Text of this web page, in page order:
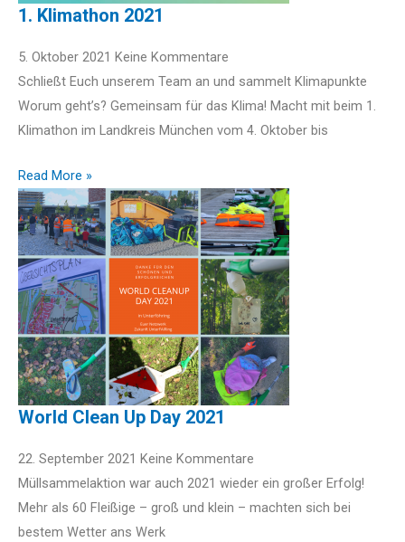
1. Klimathon 2021
5. Oktober 2021 Keine Kommentare
Schließt Euch unserem Team an und sammelt Klimapunkte
Worum geht’s? Gemeinsam für das Klima! Macht mit beim 1.
Klimathon im Landkreis München vom 4. Oktober bis
Read More »
World Clean Up Day 2021
22. September 2021 Keine Kommentare
Müllsammelaktion war auch 2021 wieder ein großer Erfolg!
Mehr als 60 Fleißige – groß und klein – machten sich bei
bestem Wetter ans Werk